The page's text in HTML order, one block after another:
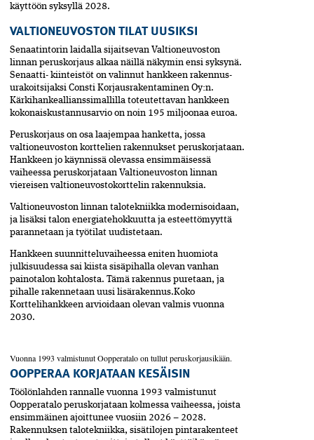
käyttöön syksyllä 2028.
VALTIONEUVOSTON TILAT UUSIKSI
Senaatintorin laidalla sijaitsevan Valtio­neuvoston
linnan peruskorjaus alkaa näillä näkymin ensi syksynä.
Senaatti- kiinteistöt on valinnut hankkeen raken­nus­­
urakoitsijaksi Consti Korjaus­­­raken­­ta­minen Oy:n.
Kärkihankeallianssi­mallilla toteutettavan hankkeen
kokonaiskustannusarvio on noin 195 miljoonaa euroa.
Peruskorjaus on osa laajempaa hanketta, jossa
valtioneuvoston korttelien rakennukset peruskorjataan.
Hankkeen jo käynnissä olevassa ensimmäisessä
vaiheessa peruskorjataan Valtioneuvoston linnan
viereisen valtioneuvostokorttelin rakennuksia.
Valtioneuvoston linnan talotekniikka modernisoidaan,
ja lisäksi talon energiatehokkuutta ja esteettömyyttä
parannetaan ja työtilat uudistetaan.
Hankkeen suunnitteluvaiheessa eniten huomiota
julkisuudessa sai kiista sisä­pihalla olevan vanhan
painotalon kohtalosta. Tämä rakennus puretaan, ja
pihalle rakennetaan uusi lisärakennus.Koko
Korttelihankkeen arvioidaan olevan valmis vuonna
2030.
Vuonna 1993 valmistunut Oopperatalo on tullut peruskorjausikään.
OOPPERAA KORJATAAN KESÄISIN
Töölönlahden rannalle vuonna 1993 valmistunut
Oopperatalo peruskorjataan kolmessa vaiheessa, joista
ensimmäinen ajoittunee vuosiin 2026 – 2028.
Rakennuksen talotekniikka, sisätilojen pintarakenteet